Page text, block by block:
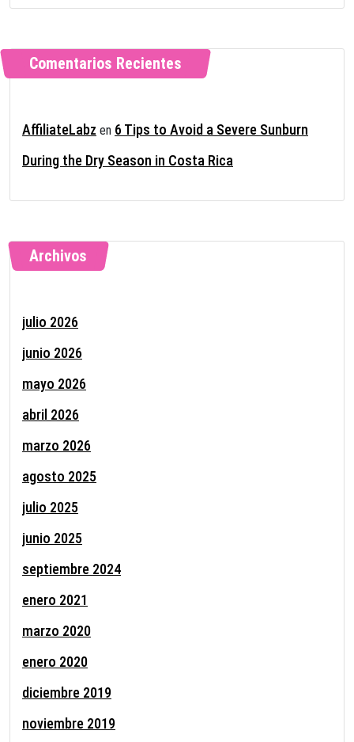
Comentarios Recientes
AffiliateLabz en 6 Tips to Avoid a Severe Sunburn
During the Dry Season in Costa Rica
Archivos
julio 2026
junio 2026
mayo 2026
abril 2026
marzo 2026
agosto 2025
julio 2025
junio 2025
septiembre 2024
enero 2021
marzo 2020
enero 2020
diciembre 2019
noviembre 2019